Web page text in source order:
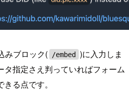
みブロック( /embed )に入力しま
タ指定さえ判っていればフォーム
る点です。